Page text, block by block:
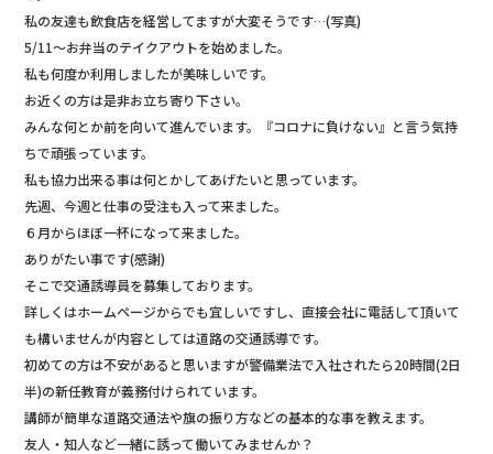
私の友達も飲食店を経営してますが大変そうです…(写真)
5/11～お弁当のテイクアウトを始めました。
私も何度か利用しましたが美味しいです。
お近くの方は是非お立ち寄り下さい。
みんな何とか前を向いて進んでいます。『コロナに負けない』と言う気持
ちで頑張っています。
私も協力出来る事は何とかしてあげたいと思っています。
先週、今週と仕事の受注も入って来ました。
６月からほぼ一杯になって来ました。
ありがたい事です(感謝)
そこで交通誘導員を募集しております。
詳しくはホームページからでも宜しいですし、直接会社に電話して頂いて
も構いませんが内容としては道路の交通誘導です。
初めての方は不安があると思いますが警備業法で入社されたら20時間(2日
半)の新任教育が義務付けられています。
講師が簡単な道路交通法や旗の振り方などの基本的な事を教えます。
友人・知人など一緒に誘って働いてみませんか？